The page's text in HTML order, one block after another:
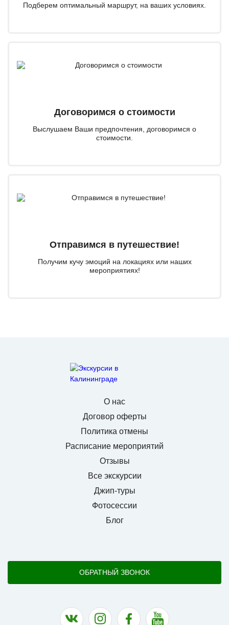
Подберем оптимальный маршрут, на ваших условиях.
Договоримся о стоимости
Выслушаем Ваши предпочтения, договоримся о
стоимости.
Отправимся в путешествие!
Получим кучу эмоций на локациях или наших
мероприятиях!
О нас
Договор оферты
Политика отмены
Расписание мероприятий
Отзывы
Все экскурсии
Джип-туры
Фотосессии
Блог
ОБРАТНЫЙ ЗВОНОК
Наша группа в ВКНаша страница в Instagram
Наша группа в Facebook
Наш канал на